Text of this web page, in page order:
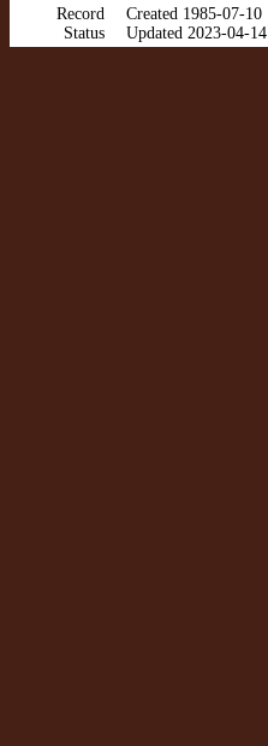
Record
Status
Created 1985-07-10
Updated 2023-04-14